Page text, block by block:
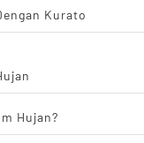
Kurato
Hujan?